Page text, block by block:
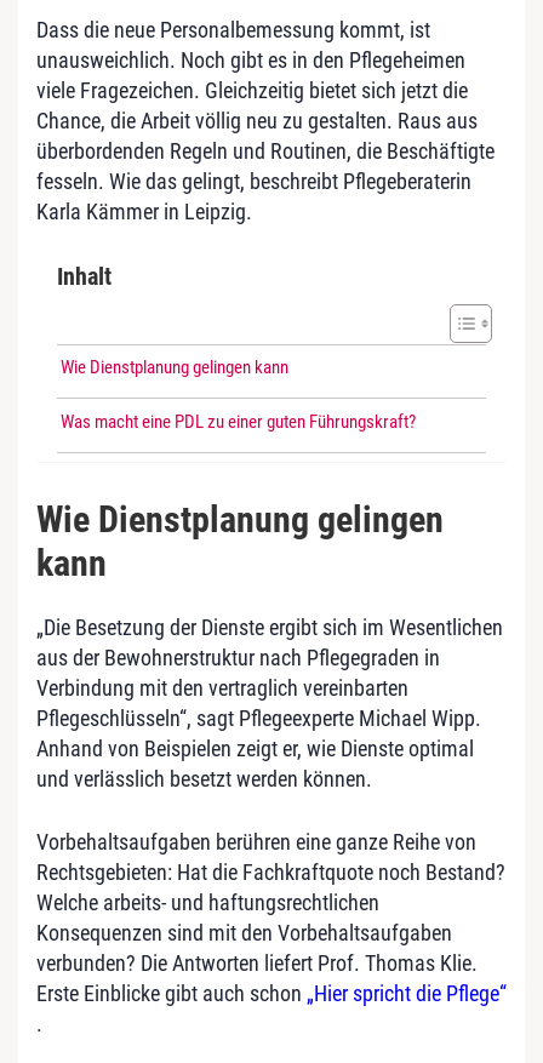
Dass die neue Personalbemessung kommt, ist
unausweichlich. Noch gibt es in den Pflegeheimen
viele Fragezeichen. Gleichzeitig bietet sich jetzt die
Chance, die Arbeit völlig neu zu gestalten. Raus aus
überbordenden Regeln und Routinen, die Beschäftigte
fesseln. Wie das gelingt, beschreibt Pflegeberaterin
Karla Kämmer in Leipzig.
Inhalt
Wie Dienstplanung gelingen kann
Was macht eine PDL zu einer guten Führungskraft?
Wie Dienstplanung gelingen
kann
„Die Besetzung der Dienste ergibt sich im Wesentlichen
aus der Bewohnerstruktur nach Pflegegraden in
Verbindung mit den vertraglich vereinbarten
Pflegeschlüsseln“, sagt Pflegeexperte Michael Wipp.
Anhand von Beispielen zeigt er, wie Dienste optimal
und verlässlich besetzt werden können.
Vorbehaltsaufgaben berühren eine ganze Reihe von
Rechtsgebieten: Hat die Fachkraftquote noch Bestand?
Welche arbeits- und haftungsrechtlichen
Konsequenzen sind mit den Vorbehaltsaufgaben
verbunden? Die Antworten liefert Prof. Thomas Klie.
Erste Einblicke gibt auch schon „Hier spricht die Pflege“
.